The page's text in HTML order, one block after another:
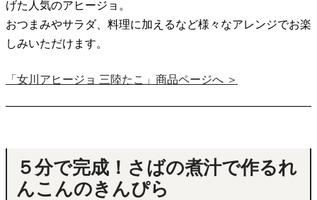
げた人気のアヒージョ。
おつまみやサラダ、料理に加えるなど様々なアレンジでお楽
しみいただけます。
「女川アヒージョ 三陸たこ」商品ページへ ＞
５分で完成！さばの煮汁で作るれ
んこんのきんぴら